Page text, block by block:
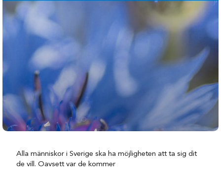
Alla människor i Sverige ska ha möjligheten att ta sig dit
de vill. Oavsett var de kommer